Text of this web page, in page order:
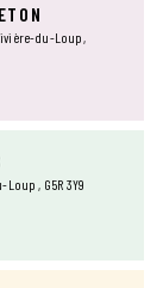
du-Loup,
, G5R 3Y9